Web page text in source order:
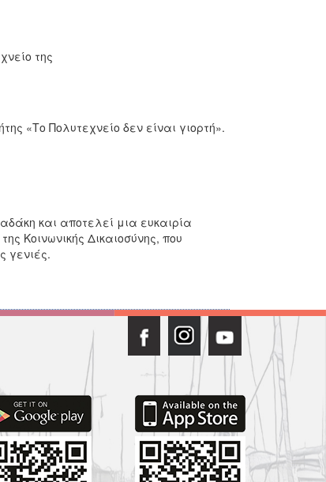
της
«Το Πολυτεχνείο δεν είναι γιορτή».
και αποτελεί μια ευκαιρία
Κοινωνικής Δικαιοσύνης, που
γενιές.